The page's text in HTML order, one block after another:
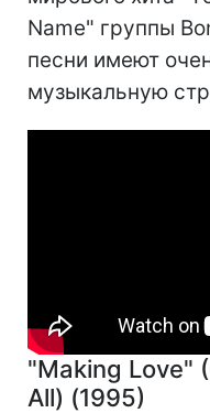
Name" группы
песни имеют
музыкальную
"Making Love"
All) (1995)